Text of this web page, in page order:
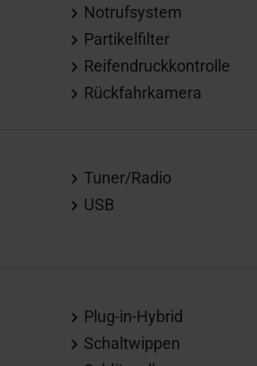
Notrufsystem
Partikelfilter
Reifendruckkontrolle
Rückfahrkamera
Tuner/Radio
USB
Plug-in-Hybrid
Schaltwippen